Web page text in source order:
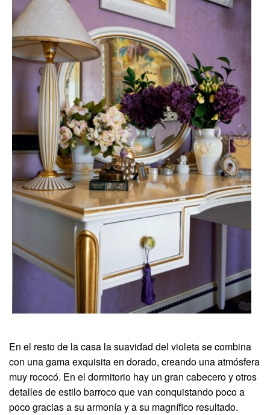
En el resto de la casa la suavidad del violeta se combina
con una gama exquisita en dorado, creando una atmósfera
muy rococó. En el dormitorio hay un gran cabecero y otros
detalles de estilo barroco que van conquistando poco a
poco gracias a su armonía y a su magnífico resultado.